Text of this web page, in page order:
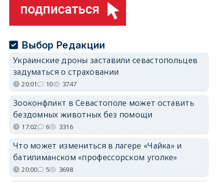
Выбор Редакции
Украинские дроны заставили севастопольцев
задуматься о страховании
20:01 10 3747
Зооконфликт в Севастополе может оставить
бездомных животных без помощи
17:02 6 3316
Что может измениться в лагере «Чайка» и
батилиманском «профессорском уголке»
20:00 5 3698